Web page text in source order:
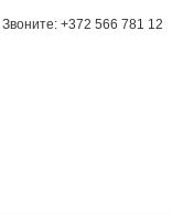
+372 566 781 12